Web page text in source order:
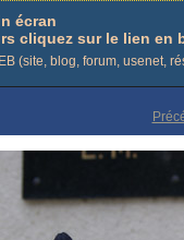
écran
cliquez sur le lien en
(site, blog, forum, usenet,